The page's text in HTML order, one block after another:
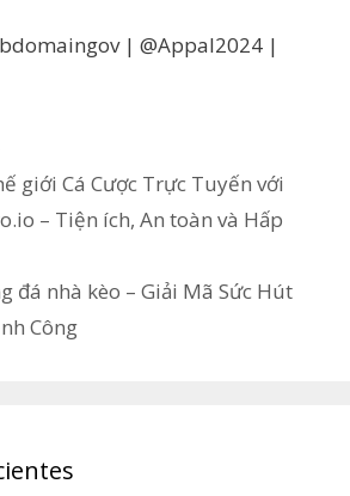
| @Appal2024 |
giới Cá Cược Trực Tuyến với
– Tiện ích, An toàn và Hấp
đá nhà kèo – Giải Mã Sức Hút
Công